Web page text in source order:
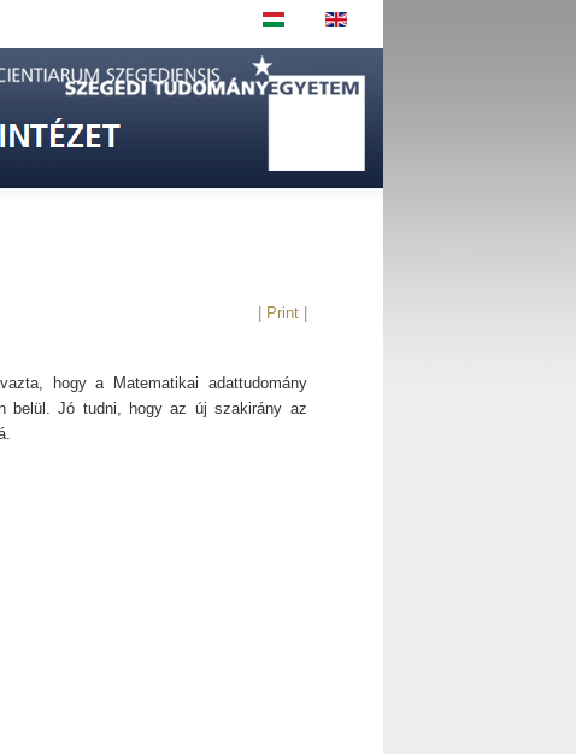
| Print |
hogy a Matematikai adattudomány
belül. Jó tudni, hogy az új szakirány az